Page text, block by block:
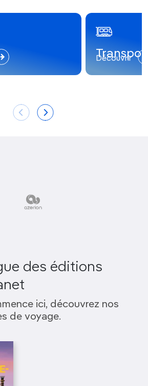
Découvrir
des éditions
ici, découvrez nos
de voyage.